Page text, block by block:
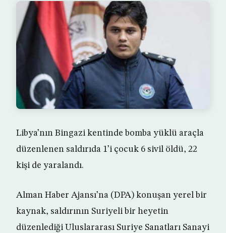
Libya’nın Bingazi kentinde bomba yüklü araçla
düzenlenen saldırıda 1’i çocuk 6 sivil öldü, 22
kişi de yaralandı.
Alman Haber Ajansı’na (DPA) konuşan yerel bir
kaynak, saldırının Suriyeli bir heyetin
düzenlediği Uluslararası Suriye Sanatları Sanayi